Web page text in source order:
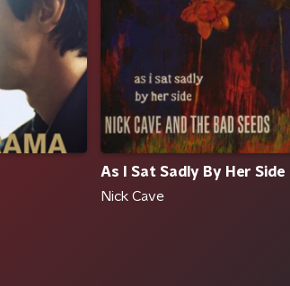
As I Sat Sadly By Her Side
Nick Cave